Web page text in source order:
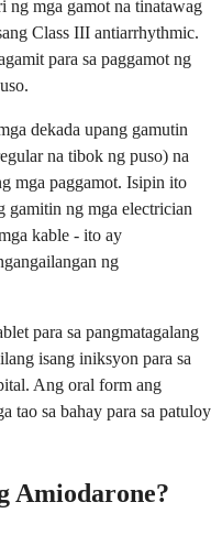
ng mga gamot na tinatawag
Class III antiarrhythmic.
para sa paggamot ng
dekada upang gamutin
na tibok ng puso) na
mga paggamot. Isipin ito
gamitin ng mga electrician
kable - ito ay
ng
para sa pangmatagalang
isang iniksyon para sa
Ang oral form ang
tao sa bahay para sa patuloy
Amiodarone?